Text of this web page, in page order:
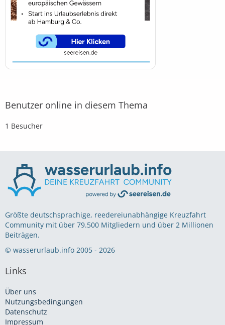
Benutzer online in diesem Thema
1 Besucher
Größte deutschsprachige, reedereiunabhängige Kreuzfahrt
Community mit über 79.500 Mitgliedern und über 2 Millionen
Beiträgen.
© wasserurlaub.info 2005 - 2026
Links
Über uns
Nutzungsbedingungen
Datenschutz
Impressum